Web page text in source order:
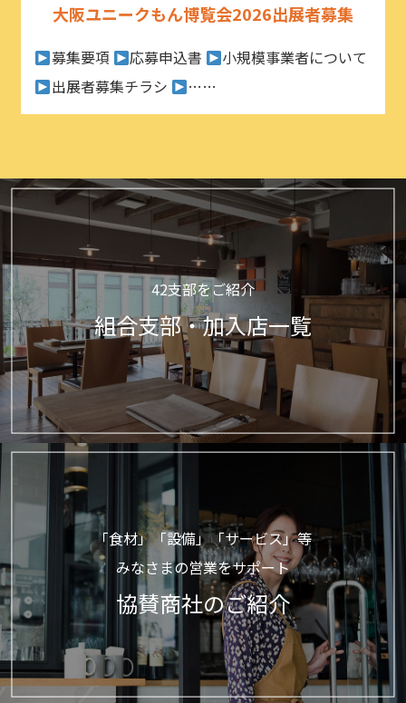
大阪ユニークもん博覧会2026出展者募集
募集要項 応募申込書
小規模事業者について
出展者募集チラシ
……
42支部をご紹介
組合支部・加入店一覧
「食材」「設備」「サービス」等
みなさまの営業をサポート
協賛商社のご紹介